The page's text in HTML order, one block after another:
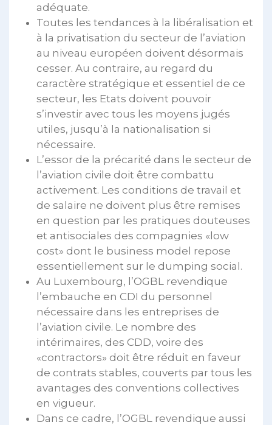
adéquate.
Toutes les tendances à la libéralisation et
à la privatisation du secteur de l’aviation
au niveau européen doivent désormais
cesser. Au contraire, au regard du
caractère stratégique et essentiel de ce
secteur, les Etats doivent pouvoir
s’investir avec tous les moyens jugés
utiles, jusqu’à la nationalisation si
nécessaire.
L’essor de la précarité dans le secteur de
l’aviation civile doit être combattu
activement. Les conditions de travail et
de salaire ne doivent plus être remises
en question par les pratiques douteuses
et antisociales des compagnies «low
cost» dont le business model repose
essentiellement sur le dumping social.
Au Luxembourg, l’OGBL revendique
l’embauche en CDI du personnel
nécessaire dans les entreprises de
l’aviation civile. Le nombre des
intérimaires, des CDD, voire des
«contractors» doit être réduit en faveur
de contrats stables, couverts par tous les
avantages des conventions collectives
en vigueur.
Dans ce cadre, l’OGBL revendique aussi